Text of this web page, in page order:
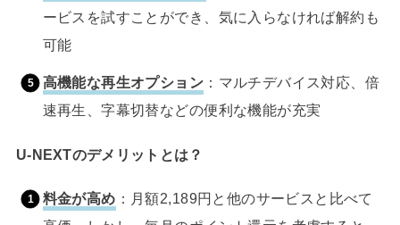
ービスを試すことができ、気に入らなければ解約も
可能
高機能な再生オプション ：マルチデバイス対応、倍
速再生、字幕切替などの便利な機能が充実
U-NEXTのデメリットとは？
料金が高め ：月額2,189円と他のサービスと比べて